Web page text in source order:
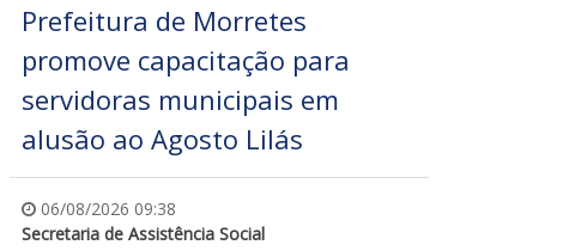
Prefeitura de Morretes
promove capacitação para
servidoras municipais em
alusão ao Agosto Lilás
06/08/2026 09:38
Secretaria de Assistência Social